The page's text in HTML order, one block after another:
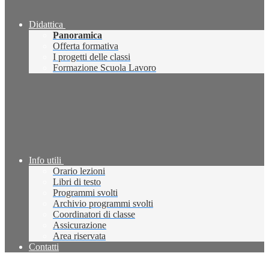
Didattica
Panoramica
Offerta formativa
I progetti delle classi
Formazione Scuola Lavoro
Info utili
Orario lezioni
Libri di testo
Programmi svolti
Archivio programmi svolti
Coordinatori di classe
Assicurazione
Area riservata
Contatti